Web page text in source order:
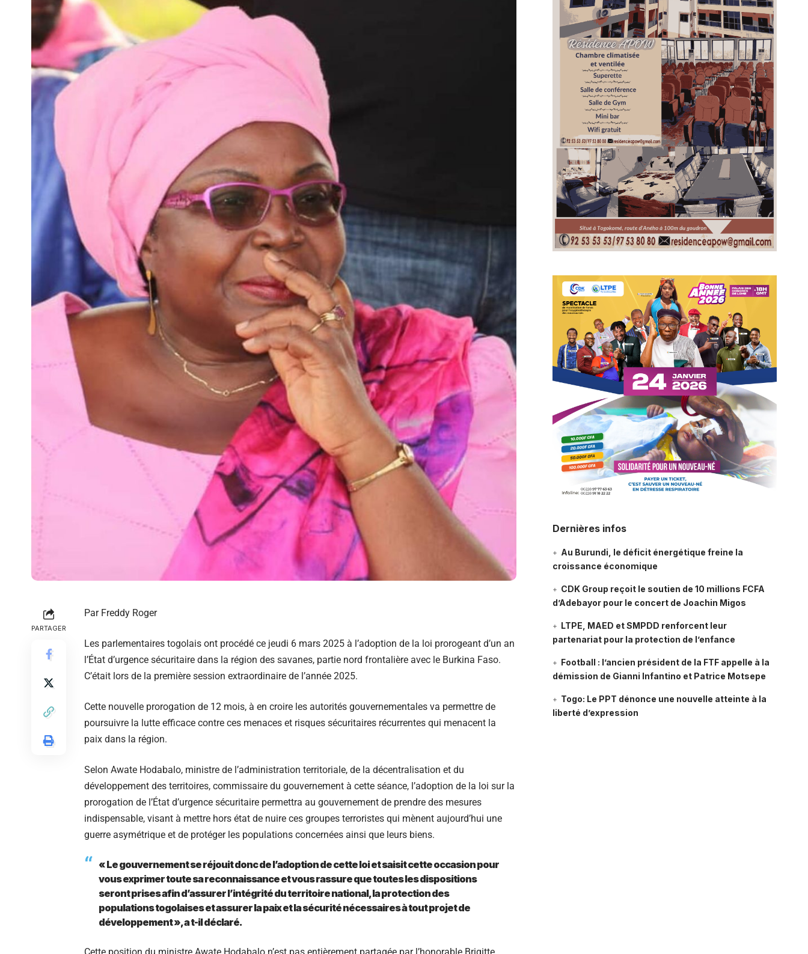
PARTAGER
Par Freddy Roger
Les parlementaires togolais ont procédé ce jeudi 6 mars 2025 à l’adoption de la loi prorogeant d’un an
l’État d’urgence sécuritaire dans la région des savanes, partie nord frontalière avec le Burkina Faso.
C’était lors de la première session extraordinaire de l’année 2025.
Cette nouvelle prorogation de 12 mois, à en croire les autorités gouvernementales va permettre de
poursuivre la lutte efficace contre ces menaces et risques sécuritaires récurrentes qui menacent la
paix dans la région.
Selon Awate Hodabalo, ministre de l’administration territoriale, de la décentralisation et du
développement des territoires, commissaire du gouvernement à cette séance, l’adoption de la loi sur la
prorogation de l’État d’urgence sécuritaire permettra au gouvernement de prendre des mesures
indispensable, visant à mettre hors état de nuire ces groupes terroristes qui mènent aujourd’hui une
guerre asymétrique et de protéger les populations concernées ainsi que leurs biens.
« Le gouvernement se réjouit donc de l’adoption de cette loi et saisit cette occasion pour
vous exprimer toute sa reconnaissance et vous rassure que toutes les dispositions
seront prises afin d’assurer l’intégrité du territoire national, la protection des
populations togolaises et assurer la paix et la sécurité nécessaires à tout projet de
développement », a t-il déclaré.
Dernières infos
Au Burundi, le déficit énergétique freine la
croissance économique
CDK Group reçoit le soutien de 10 millions FCFA
d’Adebayor pour le concert de Joachin Migos
LTPE, MAED et SMPDD renforcent leur
partenariat pour la protection de l’enfance
Football : l’ancien président de la FTF appelle à la
démission de Gianni Infantino et Patrice Motsepe
Togo: Le PPT dénonce une nouvelle atteinte à la
liberté d’expression